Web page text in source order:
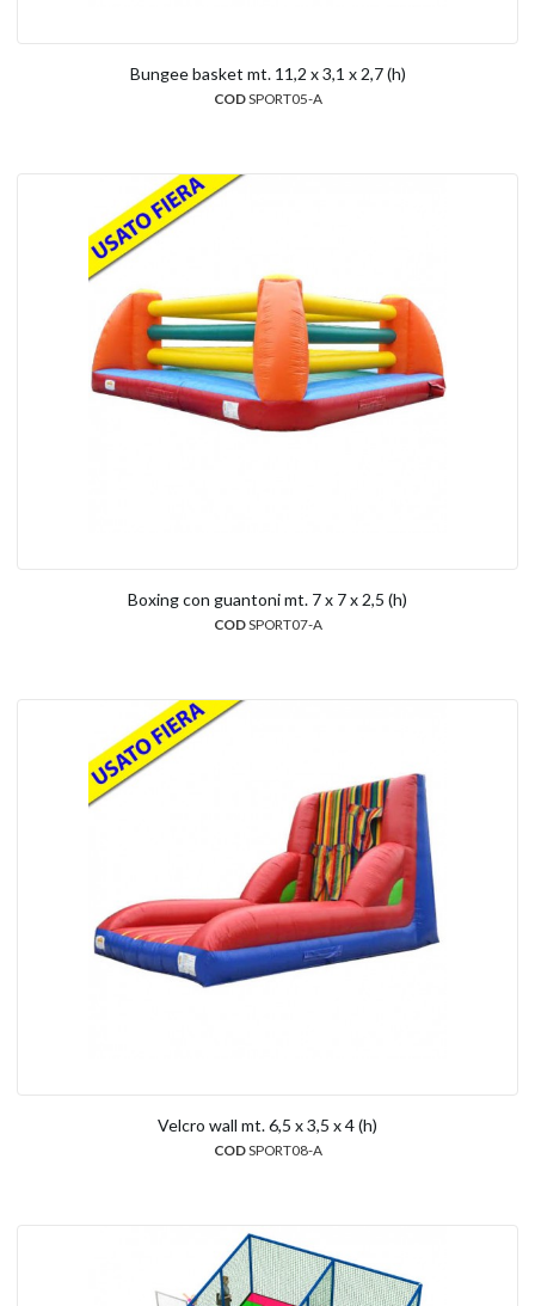
Bungee basket mt. 11,2 x 3,1 x 2,7 (h)
CODSPORT05-A
Boxing con guantoni mt. 7 x 7 x 2,5 (h)
CODSPORT07-A
Velcro wall mt. 6,5 x 3,5 x 4 (h)
CODSPORT08-A